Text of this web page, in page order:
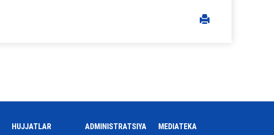
HUJJATLAR ADMINISTRATSIYA MEDIATEKA